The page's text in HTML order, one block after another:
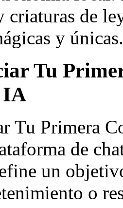
criaturas de
y únicas.
Tu
IA
Tu Primera
de
un
o